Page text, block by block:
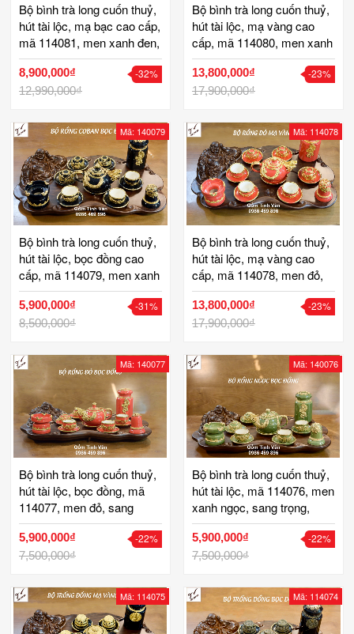
Bộ bình trà long cuốn thuỷ,
hút tài lộc, mạ bạc cao cấp,
mã 114081, men xanh đen,
khay gỗ hương, gốm bát
tràng
8,900,000₫
12,990,000₫
-32%
Bộ bình trà long cuốn thuỷ,
hút tài lộc, mạ vàng cao
cấp, mã 114080, men xanh
đen, khay gỗ hương, gốm
bát tràng
13,800,000₫
17,900,000₫
-23%
Mã: 140079
Bộ bình trà long cuốn thuỷ,
hút tài lộc, bọc đồng cao
cấp, mã 114079, men xanh
đen, khay gỗ hương, gốm
bát tràng
5,900,000₫
8,500,000₫
-31%
Mã: 114078
Bộ bình trà long cuốn thuỷ,
hút tài lộc, mạ vàng cao
cấp, mã 114078, men đỏ,
khay gỗ hương, gốm bát
tràng
13,800,000₫
17,900,000₫
-23%
Mã: 140077
Bộ bình trà long cuốn thuỷ,
hút tài lộc, bọc đồng, mã
114077, men đỏ, sang
trọng, khay gỗ hương, gốm
bát tràng
5,900,000₫
7,500,000₫
-22%
Mã: 140076
Bộ bình trà long cuốn thuỷ,
hút tài lộc, mã 114076, men
xanh ngọc, sang trọng,
khay gỗ hương, gốm bát
tràng
5,900,000₫
7,500,000₫
-22%
Mã: 114075 Mã: 114074